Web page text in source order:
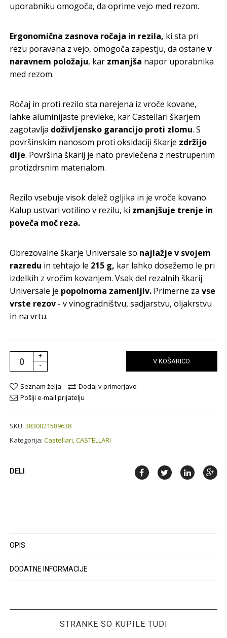
uporabniku omogoča, da oprime vejo med rezom.
Ergonomična zasnova ročaja in rezila, ki sta pri
rezu poravana z vejo, omogoča zapestju, da ostanev
naravnem položaju, kar zmanjša napor uporabnika
med rezom.
Ročaj in proti rezilo sta narejena iz vroče kovane,
lahke aluminijaste prevleke, kar Castellari škarjem
zagotavlja doživljensko garancijo proti zlomu. S
površinskim nanosom proti oksidaciji škarje zdržijo
dlje. Površina škarij je nato prevlečena z nestrupenim
protizdrsnim materialom.
Rezilo vsebuje visok delež ogljika in je vroče kovano.
Kalup ustvari votilino v rezilu, ki zmanjšuje trenje in
poveča moč reza.
Obrezovalne škarje Universale so najlažje v svojem
razredu in tehtajo le 215 g, kar lahko dosežemo le pri
izdelkih z vročim kovanjem. Vsak del rezalnih škarij
Universale je popolnoma zamenljiv. Primerne zavse
vrste rezov - v vinogradništvu, sadjarstvu, oljakrstvu
in na vrtu.
+
-
V KOŠARICO
Seznam želja
Dodaj v primerjavo
Pošlji e-mail prijatelju
SKU:3830021589638
Kategorija:Castellari,CASTELLARI
DELI
OPIS
DODATNE INFORMACIJE
STRANKE SO KUPILE TUDI